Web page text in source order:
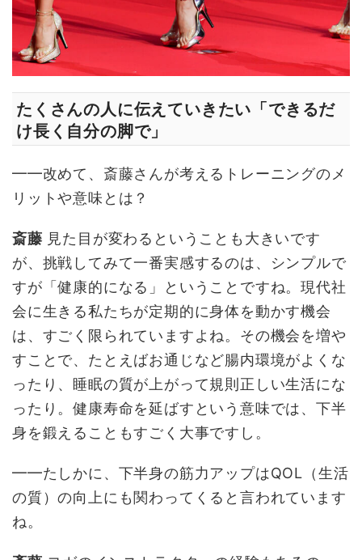
たくさんの人に伝えていきたい「できるだ
け長く自分の脚で」
━━改めて、斎藤さんが考えるトレーニングのメ
リットや意味とは？
斎藤 見た目が変わるということも大きいです
が、挑戦してみて一番実感するのは、シンプルで
すが「健康的になる」ということですね。現代社
会に生きる私たちが定期的に身体を動かす機会
は、すごく限られていますよね。その機会を増や
すことで、たとえばお通じなど腸内環境がよくな
ったり、睡眠の質が上がって規則正しい生活にな
ったり。健康寿命を延ばすという意味では、下半
身を鍛えることもすごく大事ですし。
━━たしかに、下半身の筋力アップはQOL（生活
の質）の向上にも関わってくると言われています
ね。